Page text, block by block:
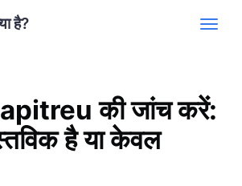
है?
की जांच करें:
है या केवल